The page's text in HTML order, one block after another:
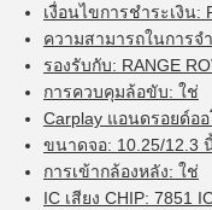
เงื่อนไขการชําระเงิน:
ความสามารถในการจํ
รองรับกับ: RANGE
การควบคุมล้อขับ: ใช่
Carplay แอนดรอยด์อ
ขนาดจอ: 10.25/12.3
การเข้ากล้องหลัง: ใช่
IC เสียง CHIP: 7851